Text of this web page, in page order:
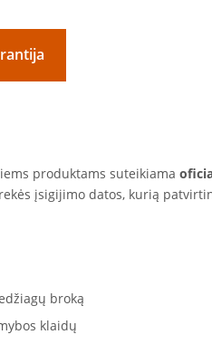
produktams suteikiama
įsigijimo datos, kurią
broką
klaidų